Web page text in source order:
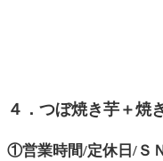
４．つぼ焼き芋＋焼
①営業時間/定休日/Ｓ